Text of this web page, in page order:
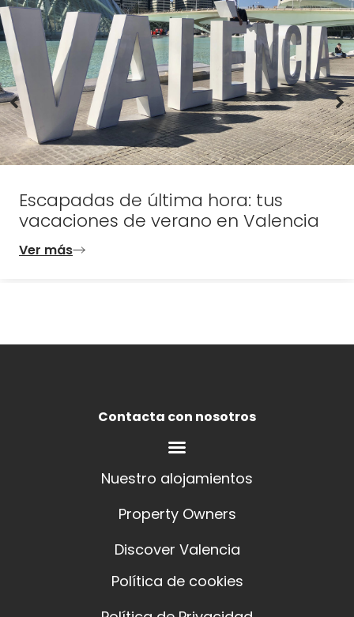
Escapadas de última hora: tus
vacaciones de verano en Valencia
Ver más
Contacta con nosotros
Nuestro alojamientos
Property Owners
Discover Valencia
Política de cookies